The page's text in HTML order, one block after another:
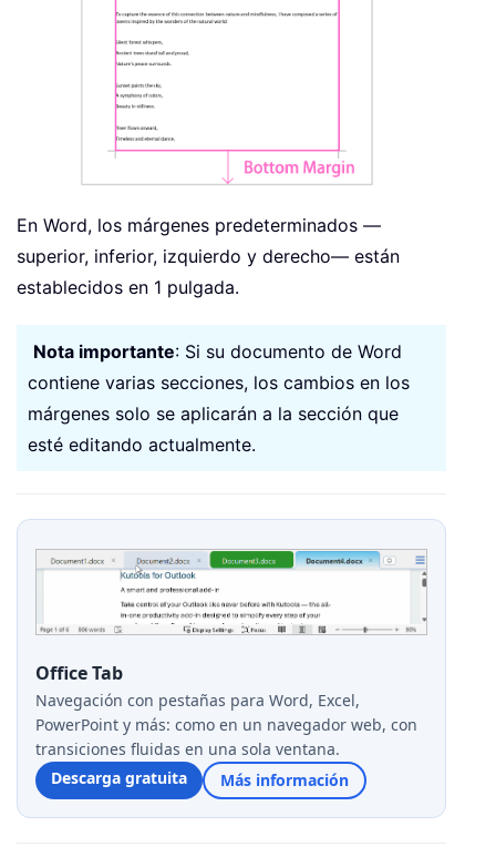
En Word, los márgenes predeterminados —
superior, inferior, izquierdo y derecho— están
establecidos en 1 pulgada.
Nota importante: Si su documento de Word
contiene varias secciones, los cambios en los
márgenes solo se aplicarán a la sección que
esté editando actualmente.
Office Tab
Navegación con pestañas para Word, Excel,
PowerPoint y más: como en un navegador web, con
transiciones fluidas en una sola ventana.
Descarga gratuita
Más información